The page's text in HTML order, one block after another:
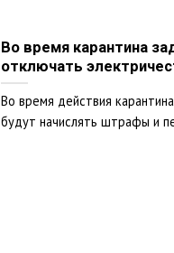
Во время карантина
отключать
Во время действия
будут начислять штрафы и